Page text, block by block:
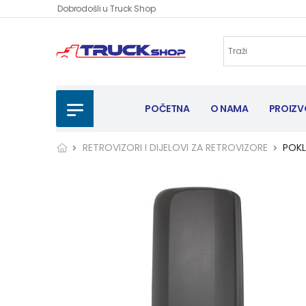
Dobrodošli u Truck Shop
POČETNA O NAMA
RETROVIZORI I DIJELOVI ZA RETROVIZORE